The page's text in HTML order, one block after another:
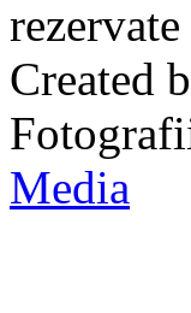
rezervate
Created
Media